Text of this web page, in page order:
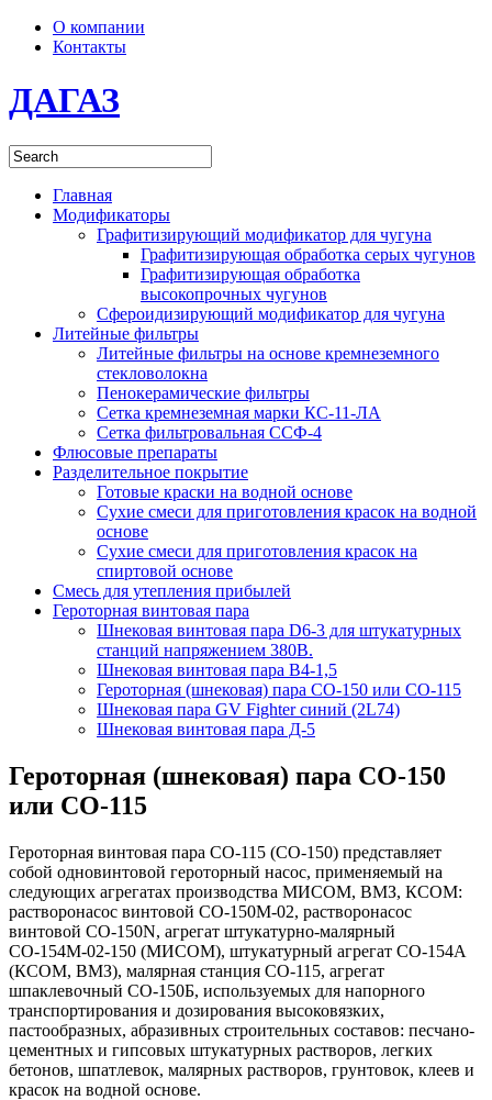
О компании
Контакты
ДАГАЗ
Главная
Модификаторы
Графитизирующий модификатор для чугуна
Графитизирующая обработка серых чугунов
Графитизирующая обработка
высокопрочных чугунов
Сфероидизирующий модификатор для чугуна
Литейные фильтры
Литейные фильтры на основе кремнеземного
стекловолокна
Пенокерамические фильтры
Сетка кремнеземная марки КС-11-ЛА
Сетка фильтровальная ССФ-4
Флюсовые препараты
Разделительное покрытие
Готовые краски на водной основе
Сухие смеси для приготовления красок на водной
основе
Сухие смеси для приготовления красок на
спиртовой основе
Смесь для утепления прибылей
Героторная винтовая пара
Шнековая винтовая пара D6-3 для штукатурных
станций напряжением 380В.
Шнековая винтовая пара В4-1,5
Героторная (шнековая) пара СО-150 или СО-115
Шнековая пара GV Fighter синий (2L74)
Шнековая винтовая пара Д-5
Героторная (шнековая) пара СО-150
или СО-115
Героторная винтовая пара СО-115 (СО-150) представляет
собой одновинтовой героторный насос, применяемый на
следующих агрегатах производства МИСОМ, ВМЗ, КСОМ:
растворонасос винтовой СО-150М-02, растворонасос
винтовой СО-150N, агрегат штукатурно-малярный
СО-154М-02-150 (МИСОМ), штукатурный агрегат СО-154А
(КСОМ, ВМЗ), малярная станция СО-115, агрегат
шпаклевочный СО-150Б, используемых для напорного
транспортирования и дозирования высоковязких,
пастообразных, абразивных строительных составов: песчано-
цементных и гипсовых штукатурных растворов, легких
бетонов, шпатлевок, малярных растворов, грунтовок, клеев и
красок на водной основе.